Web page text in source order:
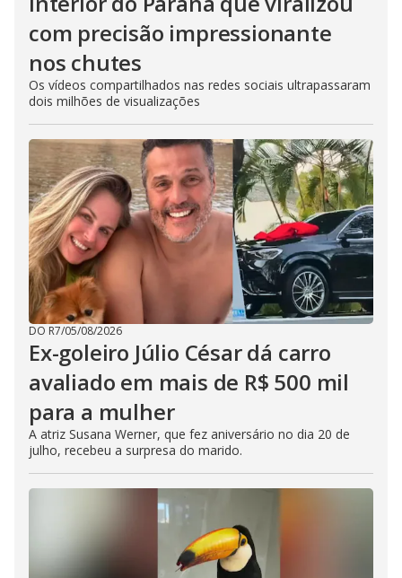
com precisão impressionante
nos chutes
Os vídeos compartilhados nas redes sociais ultrapassaram
dois milhões de visualizações
DO R7/05/08/2026
Ex-goleiro Júlio César dá carro
avaliado em mais de R$ 500 mil
para a mulher
A atriz Susana Werner, que fez aniversário no dia 20 de
julho, recebeu a surpresa do marido.